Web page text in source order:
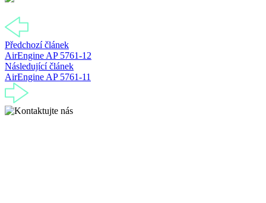
Předchozí článek
AirEngine AP 5761-12
Následující článek
AirEngine AP 5761-11